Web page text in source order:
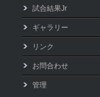
試合結果Jr
ギャラリー
リンク
お問合わせ
管理